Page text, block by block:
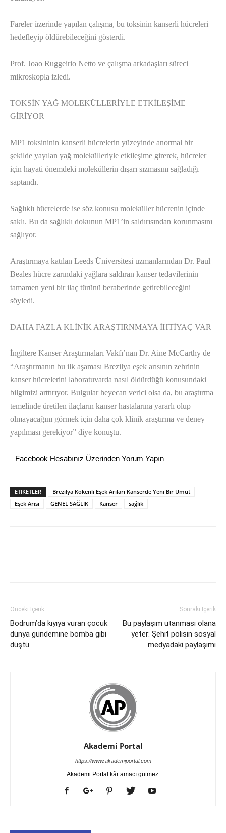
Fareler üzerinde yapılan çalışma, bu toksinin kanserli hücreleri
hedefleyip öldürebileceğini gösterdi.
Prof. Joao Ruggeirio Netto ve çalışma arkadaşları süreci
mikroskopla izledi.
TOKSİN YAĞ MOLEKÜLLERİYLE ETKİLEŞİME
GİRİYOR
MP1 toksininin kanserli hücrelerin yüzeyinde anormal bir
şekilde yayılan yağ molekülleriyle etkileşime girerek, hücreler
için hayati önemdeki moleküllerin dışarı sızmasını sağladığı
saptandı.
Sağlıklı hücrelerde ise söz konusu moleküller hücrenin içinde
saklı. Bu da sağlıklı dokunun MP1’in saldırısından korunmasını
sağlıyor.
Araştırmaya katılan Leeds Üniversitesi uzmanlarından Dr. Paul
Beales hücre zarındaki yağlara saldıran kanser tedavilerinin
tamamen yeni bir ilaç türünü beraberinde getirebileceğini
söyledi.
DAHA FAZLA KLİNİK ARAŞTIRNMAYA İHTİYAÇ VAR
İngiltere Kanser Araştırmaları Vakfı’nan Dr. Aine McCarthy de
“Araştırmanın bu ilk aşaması Brezilya eşek arısının zehrinin
kanser hücrelerini laboratuvarda nasıl öldürdüğü konusundaki
bilgimizi arttırıyor. Bulgular heyecan verici olsa da, bu araştırma
temelinde üretilen ilaçların kanser hastalarına yararlı olup
olmayacağını görmek için daha çok klinik araştırma ve deney
yapılması gerekiyor” diye konuştu.
Facebook Hesabınız Üzerinden Yorum Yapın
ETİKETLER
Brezilya Kökenli Eşek Arıları Kanserde Yeni Bir Umut
Eşek Arısı
GENEL SAĞLIK Kanser sağlık
Önceki İçerik
Bodrum’da kıyıya vuran çocuk
dünya gündemine bomba gibi
düştü
Sonraki İçerik
Bu paylaşım utanması olana
yeter: Şehit polisin sosyal
medyadaki paylaşımı
Akademi Portal
https://www.akademiportal.com
Akademi Portal kâr amacı gütmez.